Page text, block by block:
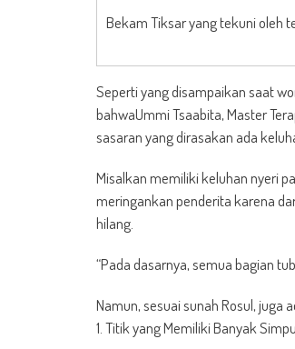
Bekam Tiksar yang tekuni oleh
Seperti yang disampaikan saat
bahwaUmmi Tsaabita, Master
sasaran yang dirasakan ada
Misalkan memiliki keluhan nyeri
meringankan penderita karena
hilang.
“Pada dasarnya, semua bagian
Namun, sesuai sunah Rosul, juga
1. Titik yang Memiliki Banyak